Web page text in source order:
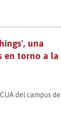
una
en torno a la
del campus de